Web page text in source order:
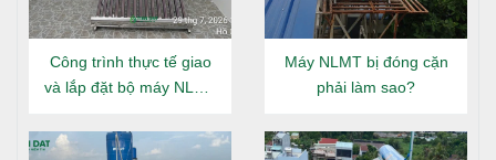
Công trình thực tế giao
và lắp đặt bộ máy NLMT
Đông Hưng Thuận
Máy NLMT bị đóng cặn
phải làm sao?